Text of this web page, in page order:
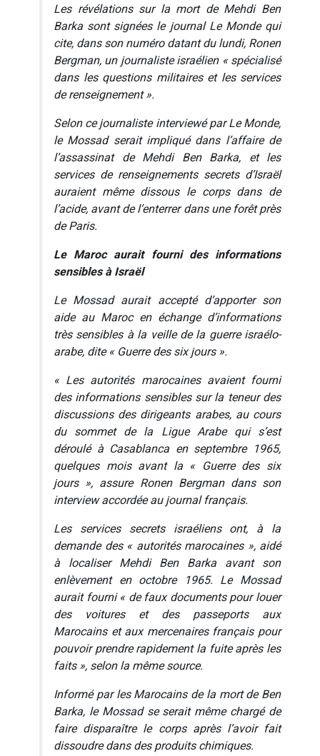
Les révélations sur la mort de Mehdi Ben
Barka sont signées le journal Le Mondequi
cite, dans son numéro datant du lundi, Ronen
Bergman, un journaliste israélien « spécialisé
dans les questions militaires et les services
de renseignement ».
Selon ce journaliste interviewé parLe Monde,
le Mossad serait impliqué dans l’affaire de
l’assassinat de Mehdi Ben Barka, et les
services de renseignements secrets d’Israël
auraient même dissous le corps dans de
l’acide, avant de l’enterrer dans une forêt près
de Paris.
Le Maroc aurait fourni des informations
sensibles à Israël
Le Mossad aurait accepté d’apporter son
aide au Maroc en échange d’informations
très sensibles à la veille de la guerre israélo-
arabe, dite « Guerre des six jours ».
« Les autorités marocaines avaient fourni
des informations sensibles sur la teneur des
discussions des dirigeants arabes, au cours
du sommet de la Ligue Arabe qui s’est
déroulé à Casablanca en septembre 1965,
quelques mois avant la « Guerre des six
jours », assure Ronen Bergman dans son
interview accordée au journal français.
Les services secrets israéliens ont, à la
demande des « autorités marocaines », aidé
à localiser Mehdi Ben Barka avant son
enlèvement en octobre 1965. Le Mossad
aurait fourni « de faux documents pour louer
des voitures et des passeports aux
Marocains et aux mercenaires français pour
pouvoir prendre rapidement la fuite après les
faits », selon la même source.
Informé par les Marocains de la mort de Ben
Barka, le Mossad se serait même chargé de
faire disparaître le corps après l’avoir fait
dissoudre dans des produits chimiques.